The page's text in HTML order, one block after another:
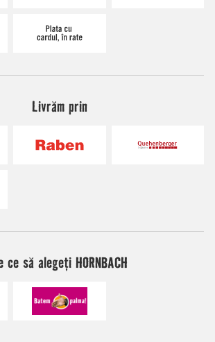
Livrăm prin
ce să alegeți HORNBACH